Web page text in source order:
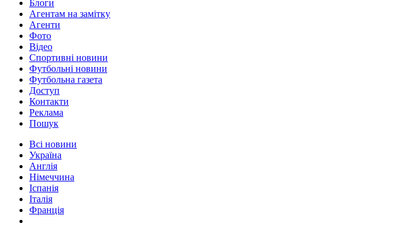
Блоги
Агентам на замітку
Агенти
Фото
Відео
Спортивні новини
Футбольні новини
Футбольна газета
Доступ
Контакти
Реклама
Пошук
Всі новини
Україна
Англія
Німеччина
Іспанія
Італія
Франція